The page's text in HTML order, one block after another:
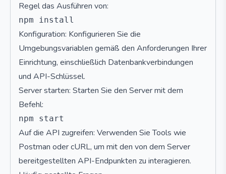
Regel das Ausführen von:
Konfiguration: Konfigurieren Sie die
Umgebungsvariablen gemäß den Anforderungen Ihrer
Einrichtung, einschließlich Datenbankverbindungen
und API-Schlüssel.
Server starten: Starten Sie den Server mit dem
Befehl:
Auf die API zugreifen: Verwenden Sie Tools wie
Postman oder cURL, um mit den von dem Server
bereitgestellten API-Endpunkten zu interagieren.